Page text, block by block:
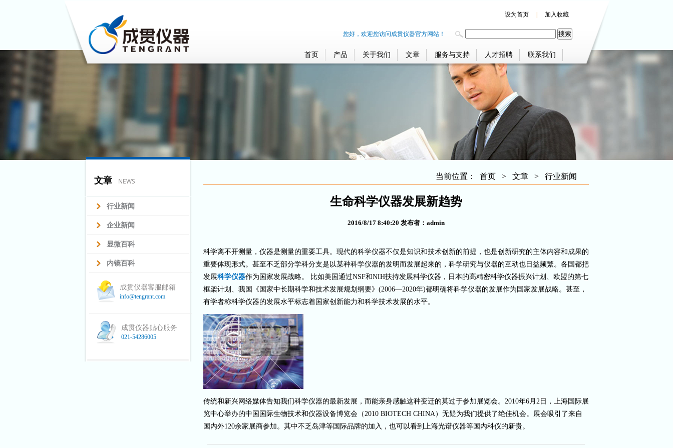
设为首页 加入收藏
您好，欢迎您访问成贯仪器官方网站！
首页 产品 关于我们 文章 服务与支持 人才招聘 联系我们
文章 NEWS
行业新闻
企业新闻
显微百科
内镜百科
成贯仪器客服邮箱
info@tengrant.com
成贯仪器贴心服务
021-54286005
当前位置： 首页 > 文章 > 行业新闻
生命科学仪器发展新趋势
2016/8/17 8:40:20 发布者：admin
科学离不开测量，仪器是测量的重要工具。现代的科学仪器不仅是知识和技术创新的前提，也是创新研究的主体内容和成果的
重要体现形式。甚至不乏部分学科分支是以某种科学仪器的发明而发展起来的，科学研究与仪器的互动也日益频繁。各国都把
发展科学仪器作为国家发展战略。 比如美国通过NSF和NIH扶持发展科学仪器，日本的高精密科学仪器振兴计划、欧盟的第七
框架计划、我国《国家中长期科学和技术发展规划纲要》(2006—2020年)都明确将科学仪器的发展作为国家发展战略。甚至，
有学者称科学仪器的发展水平标志着国家创新能力和科学技术发展的水平。
传统和新兴网络媒体告知我们科学仪器的最新发展，而能亲身感触这种变迁的莫过于参加展览会。2010年6月2日，上海国际展
览中心举办的中国国际生物技术和仪器设备博览会（2010 BIOTECH CHINA）无疑为我们提供了绝佳机会。展会吸引了来自
国内外120余家展商参加。其中不乏岛津等国际品牌的加入，也可以看到上海光谱仪器等国内科仪的新贵。